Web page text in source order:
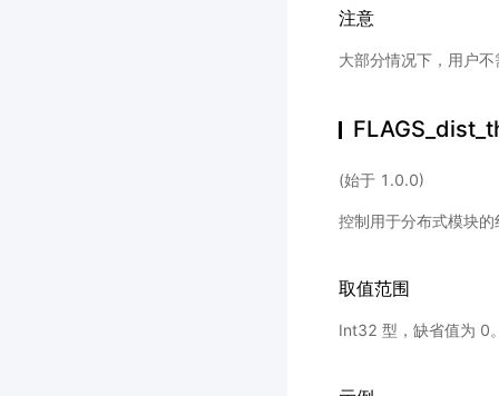
注意
大部分情况下，用户
(始于 1.0.0)
控制用于分布式模块
取值范围
Int32 型，缺省值为 0